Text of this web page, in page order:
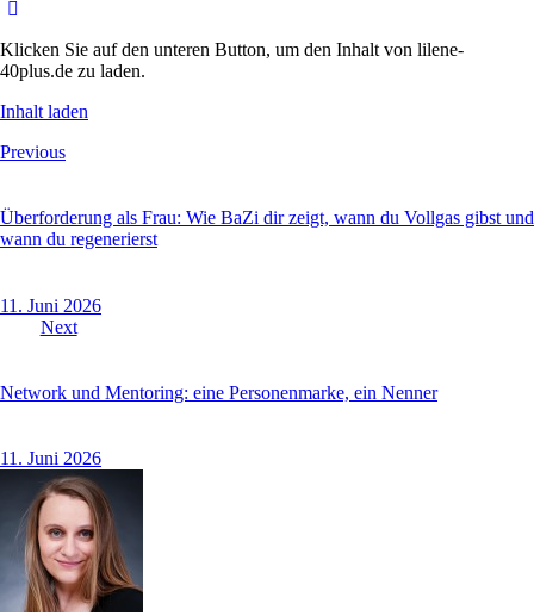
Klicken Sie auf den unteren Button, um den Inhalt von lilene-
40plus.de zu laden.
Inhalt laden
Beitragsnavigation
Previous
Überforderung als Frau: Wie BaZi dir zeigt, wann du Vollgas gibst und
wann du regenerierst
11. Juni 2026
Next
Network und Mentoring: eine Personenmarke, ein Nenner
11. Juni 2026